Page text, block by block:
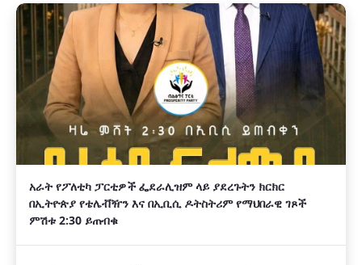
አራት የፖለቲካ ፓርቲዎች ፌደራሊዝም ላይ ያደረጉትን ክርክር
በኢትዮጵያ የቴሌቭዥን እና በኢቢሲ ዶትስትሪም የማህበራዊ ገጾች
ምሽቱ 2:30 ይጠብቁ